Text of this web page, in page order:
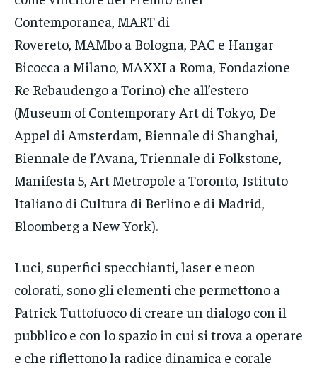
Contemporanea, MART di
Rovereto, MAMbo a Bologna, PAC e Hangar
Bicocca a Milano, MAXXI a Roma, Fondazione
Re Rebaudengo a Torino) che all’estero
(Museum of Contemporary Art di Tokyo, De
Appel di Amsterdam, Biennale di Shanghai,
Biennale de l’Avana, Triennale di Folkstone,
Manifesta 5, Art Metropole a Toronto, Istituto
Italiano di Cultura di Berlino e di Madrid,
Bloomberg a New York).
Luci, superfici specchianti, laser e neon
colorati, sono gli elementi che permettono a
Patrick Tuttofuoco di creare un dialogo con il
pubblico e con lo spazio in cui si trova a operare
e che riflettono la radice dinamica e corale